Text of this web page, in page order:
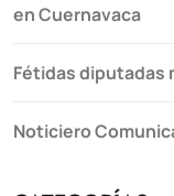
en Cuernavaca
Fétidas diputadas
Noticiero